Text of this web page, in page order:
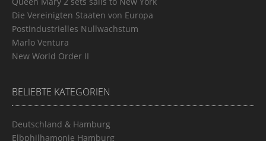
Die Vereinigten Staaten von Europa
Postindustrielles Nullwachstum
Marlo Ventura
New World Order II
BELIEBTE KATEGORIEN
Deutschland & Hamburg
Elbphilhamonie Hamburg